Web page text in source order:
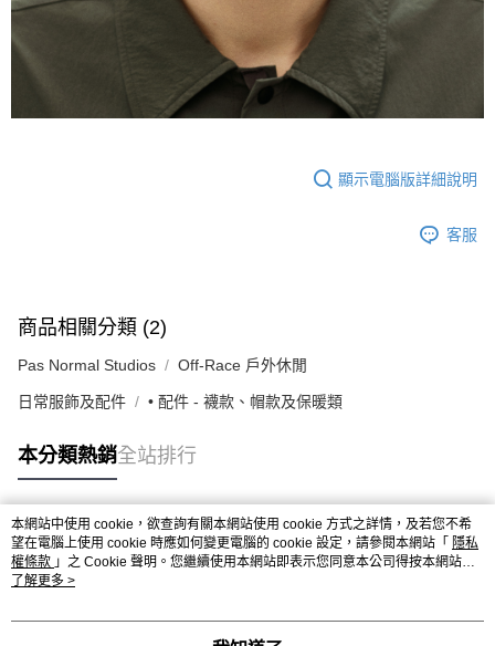
顯示電腦版詳細說明
客服
商品相關分類 (2)
Pas Normal Studios Off-Race 戶外休閒
日常服飾及配件 • 配件 - 襪款、帽款及保暖類
本分類熱銷全站排行
熱門標籤
本網站中使用 cookie，欲查詢有關本網站使用 cookie 方式之詳情，及若您不希
望在電腦上使用 cookie 時應如何變更電腦的 cookie 設定，請參閱本網站「 隱私
權條款 」之 Cookie 聲明。您繼續使用本網站即表示您同意本公司得按本網站使
用條款之 Cookie 聲明使用 cookie。
了解更多 >